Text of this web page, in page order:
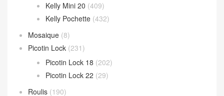
Kelly Mini 20 (409)
Kelly Pochette (432)
Mosaique (8)
Picotin Lock (231)
Picotin Lock 18 (202)
Picotin Lock 22 (29)
Roulis (190)